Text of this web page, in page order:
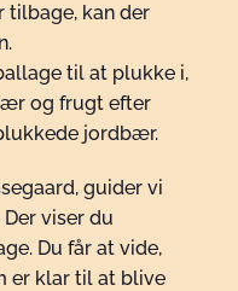
tilbage, kan der
til at plukke i,
og frugt efter
jordbær.
guider vi
viser du
Du får at vide,
er klar til at blive